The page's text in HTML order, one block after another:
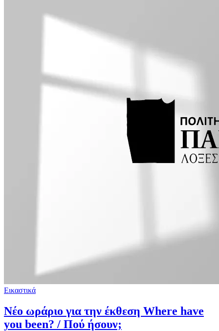
Εικαστικά
Νέο ωράριο για την έκθεση Where have
you been? / Πού ήσουν;